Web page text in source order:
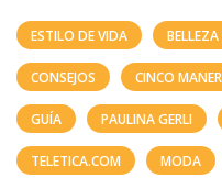
ESTILO DE VIDA
CONSEJOS CINCO
GUÍA PAULINA GERLI
TELETICA.COM MODA